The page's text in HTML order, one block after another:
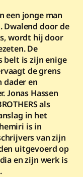
een jonge man
Dwalend door de
wordt hij door
De
belt is zijn enige
de grens
dader en
Jonas Hassen
als
in het
is in
van zijn
uitgevoerd op
en zijn werk is